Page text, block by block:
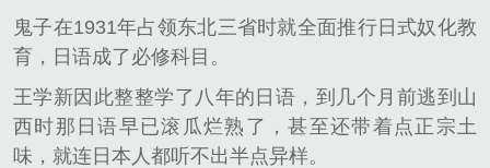
鬼子在1931年占领东北三省时就全面推行日式奴化教
育，日语成了必修科目。
王学新因此整整学了八年的日语，到几个月前逃到山
西时那日语早已滚瓜烂熟了，甚至还带着点正宗土
味，就连日本人都听不出半点异样。